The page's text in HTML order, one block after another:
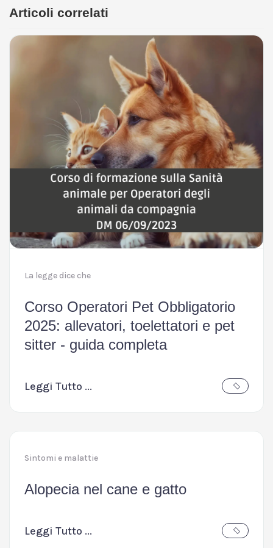
Articoli correlati
La legge dice che
Corso Operatori Pet Obbligatorio
2025: allevatori, toelettatori e pet
sitter - guida completa
Leggi Tutto ...
Sintomi e malattie
Alopecia nel cane e gatto
Leggi Tutto ...